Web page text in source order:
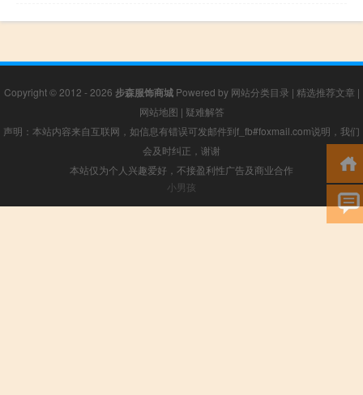
Copyright © 2012 - 2026 步森服饰商城Powered by 网站分类目录 | 精选推荐文章 |
网站地图 | 疑难解答
声明：本站内容来自互联网，如信息有错误可发邮件到f_fb#foxmail.com说明，我们
会及时纠正，谢谢
本站仅为个人兴趣爱好，不接盈利性广告及商业合作
小男孩